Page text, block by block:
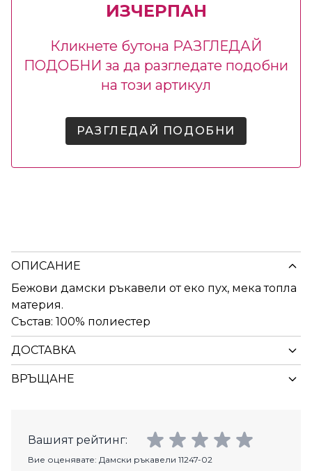
ИЗЧЕРПАН
Кликнете бутона РАЗГЛЕДАЙ
ПОДОБНИ за да разгледате подобни
на този артикул
РАЗГЛЕДАЙ ПОДОБНИ
ОПИСАНИЕ
Бежови дамски ръкавели от еко пух, мека топла
материя.
Състав: 100% полиестер
ДОСТАВКА
ВРЪЩАНЕ
Вашият рейтинг:
Вие оценявате: Дамски ръкавели 11247-02